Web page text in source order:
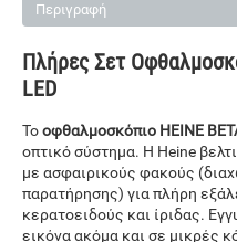
Περιγραφή
Πλήρες Σετ
LED
Τοοφθαλμοσκόπιο HEINE
οπτικό σύστημα. Η Heine
με ασφαιρικούς φακούς
παρατήρησης) για πλήρη
κερατοειδούς και ίριδας.
εικόνα ακόμα και σε μικρές